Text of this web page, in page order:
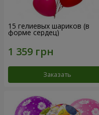
15 гелиевых шариков (в
форме сердец)
Заказать